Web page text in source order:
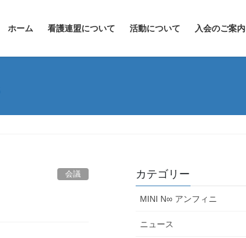
ホーム 看護連盟について 活動について 入会のご案内
会議 カテゴリー
MINI N∞ アンフィニ
ニュース